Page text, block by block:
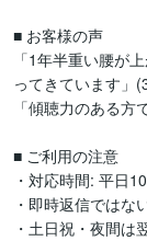
■ お客様の声
「1年半重い腰が
ってきています」
「傾聴力のある
■ ご利用の注意
・対応時間: 平日
・即時返信ではな
・土日祝・夜間は